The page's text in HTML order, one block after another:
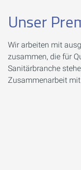
Unser
Wir arbeiten mit
zusammen, die für
Sanitärbranche
Zusammenarbeit mit